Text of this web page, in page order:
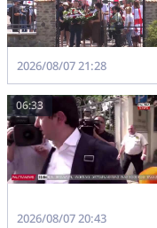
2026/08/07 21:28
06:33
2026/08/07 20:43